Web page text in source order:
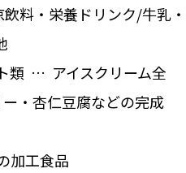
料・栄養ドリンク/牛乳・
類 … アイスクリーム全
・杏仁豆腐などの完成
加工食品